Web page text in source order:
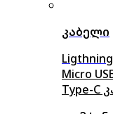
კაბელი
Micro
Type-C